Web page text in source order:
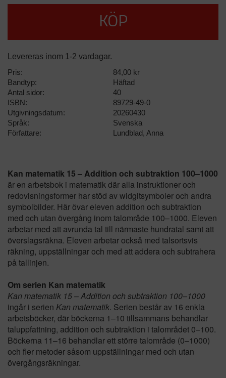
KÖP
Levereras inom 1-2 vardagar.
Pris:
84,00 kr
Bandtyp:
Häftad
Antal sidor:
40
ISBN:
89729-49-0
Utgivningsdatum:
20260430
Språk:
Svenska
Författare:
Lundblad, Anna
Kan matematik 15 – Addition och subtraktion 100–1000
är en arbetsbok i matematik där alla instruktioner och
redovisningsformer har stöd av widgitsymboler och andra
symbolbilder. Här övar eleven addition och subtraktion
med och utan övergång inom talområde 100–1000. Eleven
arbetar med att avrunda tal till närmaste hundratal samt att
överslagsräkna. Eleven arbetar också med talsortsvis
räkning, uppställningar och med att addera och subtrahera
på tallinjen.
Om serien Kan matematik
Kan matematik 15 – Addition och subtraktion 100–1000
ingår i serien Kan matematik. Serien består av 16 enkla
arbetsböcker, där böckerna 1–10 tillsammans behandlar
taluppfattning, addition och subtraktion i talområdet 0–100.
Böckerna 11–16 behandlar ett större talområde (0–1000)
och fler metoder såsom uppställningar med och utan
övergångsräkningar.